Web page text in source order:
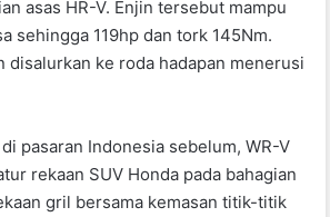
asas HR-V. Enjin tersebut mampu
sehingga 119hp dan tork 145Nm.
disalurkan ke roda hadapan menerusi
pasaran Indonesia sebelum, WR-V
rekaan SUV Honda pada bahagian
gril bersama kemasan titik-titik